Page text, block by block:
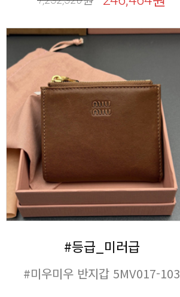
#등급_미러급
#미우미우 반지갑 5MV017-103